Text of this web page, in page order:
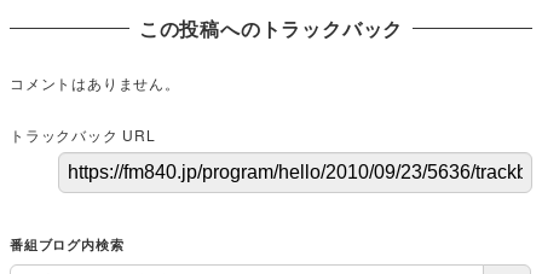
この投稿へのトラックバック
コメントはありません。
トラックバック URL
番組ブログ内検索